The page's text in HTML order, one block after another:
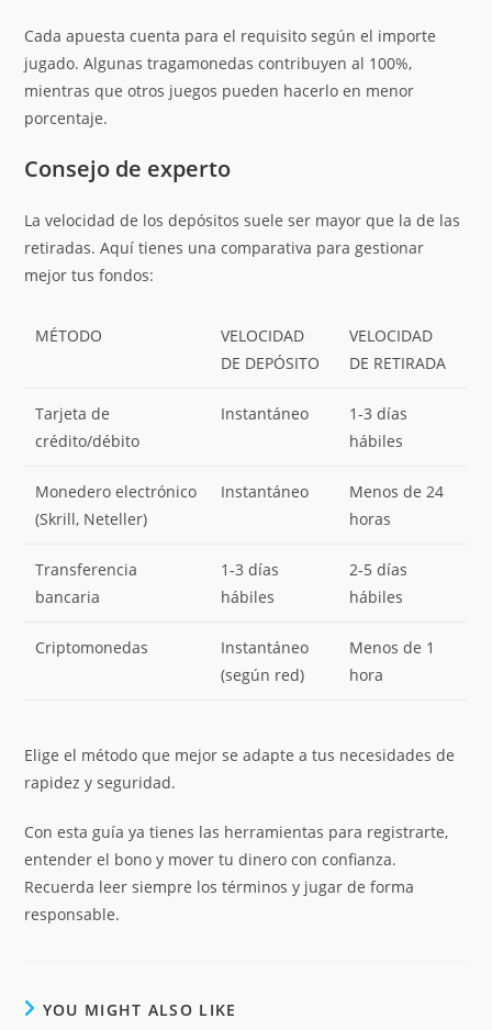
Cada apuesta cuenta para el requisito según el importe
jugado. Algunas tragamonedas contribuyen al 100%,
mientras que otros juegos pueden hacerlo en menor
porcentaje.
Consejo de experto
La velocidad de los depósitos suele ser mayor que la de las
retiradas. Aquí tienes una comparativa para gestionar
mejor tus fondos:
MÉTODO
VELOCIDAD
DE DEPÓSITO
VELOCIDAD
DE RETIRADA
Tarjeta de
crédito/débito
Instantáneo
1-3 días
hábiles
Monedero electrónico
(Skrill, Neteller)
Instantáneo
Menos de 24
horas
Transferencia
bancaria
1-3 días
hábiles
2-5 días
hábiles
Criptomonedas
Instantáneo
(según red)
Menos de 1
hora
Elige el método que mejor se adapte a tus necesidades de
rapidez y seguridad.
Con esta guía ya tienes las herramientas para registrarte,
entender el bono y mover tu dinero con confianza.
Recuerda leer siempre los términos y jugar de forma
responsable.
YOU MIGHT ALSO LIKE